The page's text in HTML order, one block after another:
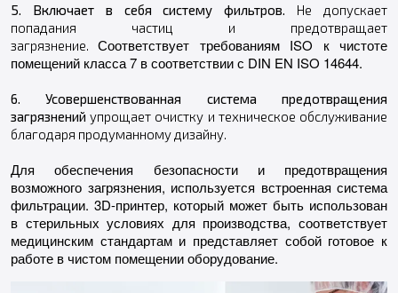
5. Включает в себя систему фильтров. Не допускает
попадания частиц и предотвращает
загрязнение.Соответствует требованиям ISO к чистоте
помещений класса 7 в соответствии с DIN EN ISO 14644.
6. Усовершенствованная система предотвращения
загрязнений упрощает очистку и техническое обслуживание
благодаря продуманному дизайну.
Для обеспечения безопасности и предотвращения
возможного загрязнения, используется встроенная система
фильтрации. 3D-принтер, который может быть использован
в стерильных условиях для производства, соответствует
медицинским стандартам и представляет собой готовое к
работе в чистом помещении оборудование.